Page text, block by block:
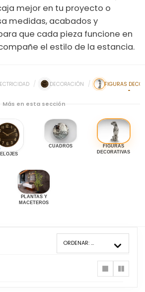
mejor en tu proyecto o
medidas, acabados y
que cada pieza funcione en
el estilo de la estancia.
DECORACIÓN FIGURAS
Más en esta sección
CUADROS
FIGURAS
DECORATIVAS
PLANTAS Y
MACETEROS
ORDENAR:
MÁS VENDIDOS